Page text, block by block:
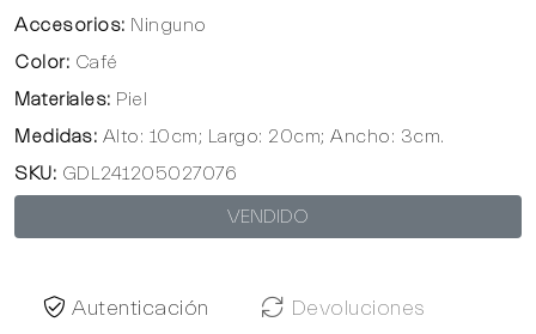
Accesorios: Ninguno
Color: Café
Materiales: Piel
Medidas: Alto: 10cm; Largo: 20cm; Ancho: 3cm.
SKU: GDL241205027076
VENDIDO
Autenticación
Devoluciones